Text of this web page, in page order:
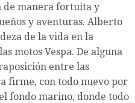
de manera fortuita y
y aventuras. Alberto
de la vida en la
motos Vespa. De alguna
entre las
firme, con todo nuevo por
fondo marino, donde todo